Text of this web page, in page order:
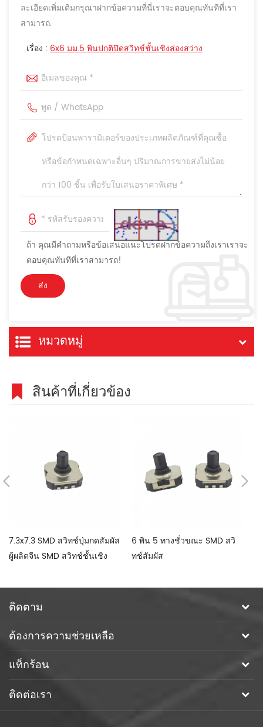
ละเอียดเพิ่มเติมกรุณาฝากข้อความที่นี่เราจะตอบคุณทันทีที่เรา
สามารถ.
เรื่อง : 6x6 มม.5 พินปกติปิดสวิทช์ชั้นเชิงส่องสว่าง
ถ้า คุณมีคำถามหรือข้อเสนอแนะโปรดฝากข้อความถึงเราเราจะ
ตอบคุณทันทีที่เราสามารถ!
หมวดหมู่
สินค้าที่เกี่ยวข้อง
7.3x7.3 SMD สวิทช์ปุ่มกดสัมผัส
ผู้ผลิตจีน SMD สวิทช์ชั้นเชิง
6 พิน 5 ทางชั่วขณะ SMD สวิ
ทช์สัมผัส
ติดตาม
ต้องการความช่วยเหลือ
แท็กร้อน
ติดต่อเรา